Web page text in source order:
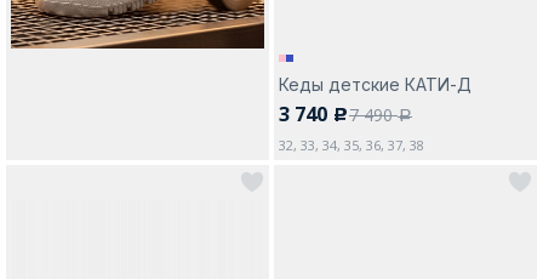
Кеды детские КАТИ-Д
3 740 c7 490a
32, 33, 34, 35, 36, 37, 38